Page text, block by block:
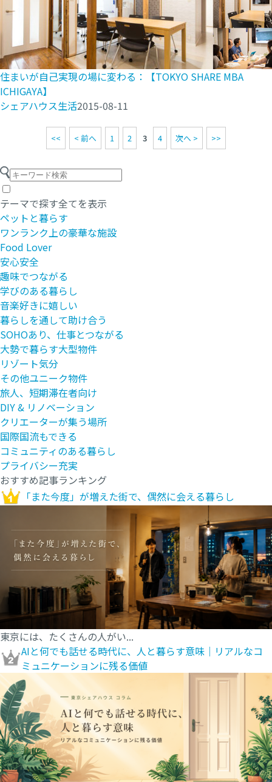
住まいが自己実現の場に変わる：【TOKYO SHARE MBA
ICHIGAYA】
シェアハウス生活2015-08-11
<< < 前へ 1 2 3 4 次へ > >>
テーマで探す全てを表示
ペットと暮らす
ワンランク上の豪華な施設
Food Lover
安心安全
趣味でつながる
学びのある暮らし
音楽好きに嬉しい
暮らしを通して助け合う
SOHOあり、仕事とつながる
大勢で暮らす大型物件
リゾート気分
その他ユニーク物件
旅人、短期滞在者向け
DIY & リノベーション
クリエーターが集う場所
国際国流もできる
コミュニティのある暮らし
プライバシー充実
おすすめ記事ランキング
「また今度」が増えた街で、偶然に会える暮らし
東京には、たくさんの人がい...
AIと何でも話せる時代に、人と暮らす意味｜リアルなコ
ミュニケーションに残る価値